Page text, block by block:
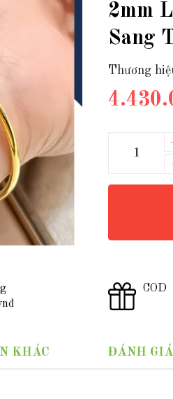
2mm
Sang
Thương
COD
KHÁC ĐÁNH GIÁ